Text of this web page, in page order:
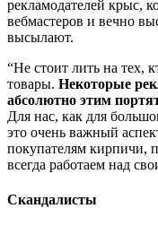
рекламодателей крыс,
вебмастеров и вечно
высылают.
“Не стоит лить на тех,
товары. Некоторые
абсолютно этим
Для нас, как для
это очень важный
покупателям кирпичи,
всегда работаем над
Скандалисты